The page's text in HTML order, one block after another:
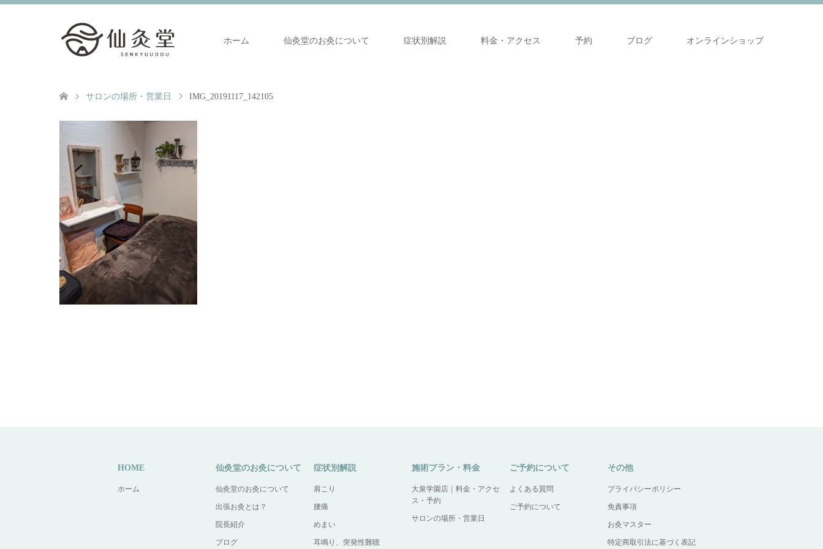
ホーム 仙灸堂のお灸について 症状別解説 料金・アクセス 予約 ブログ オンラインショップ
サロンの場所・営業日 IMG_20191117_142105
HOME
ホーム
仙灸堂のお灸について
仙灸堂のお灸について
出張お灸とは？
院長紹介
ブログ
症状別解説
肩こり
腰痛
めまい
耳鳴り、突発性難聴
施術プラン・料金
大泉学園店｜料金・アクセ
ス・予約
サロンの場所・営業日
ご予約について
よくある質問
ご予約について
その他
プライバシーポリシー
免責事項
お灸マスター
特定商取引法に基づく表記